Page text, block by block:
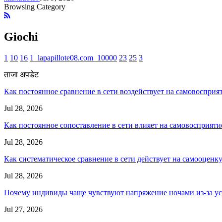
Browsing Category
Giochi
1 10 16 1_lapapillote08.com_10000 23 25 3
ताजा अपडेट
Как постоянное сравнение в сети воздействует на
Jul 28, 2026
Как постоянное сопоставление в сети влияет на
Jul 28, 2026
Как систематическое сравнение в сети действует на самооценку
Jul 28, 2026
Почему индивиды чаще чувствуют напряжение ночами из-за
Jul 27, 2026